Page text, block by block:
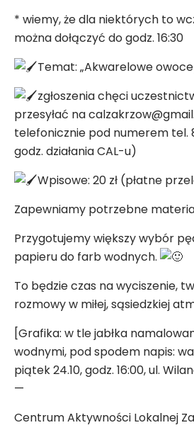
* wiemy, że dla niektórych to
można dołączyć do godz. 16:30
Temat: „Akwarelowe owoce
zgłoszenia chęci
przesyłać na
telefonicznie pod numerem tel.
godz. działania CAL-u)
Wpisowe: 20 zł (płatne
Zapewniamy potrzebne
Przygotujemy większy wybór
papieru do farb wodnych.
To będzie czas na wyciszenie,
rozmowy w miłej, sąsiedzkiej
[Grafika: w tle jabłka
wodnymi, pod spodem napis:
piątek 24.10, godz. 16:00, ul.
—
Centrum Aktywności Lokalnej